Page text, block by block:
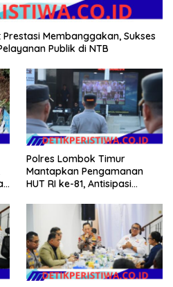
Membanggakan, Sukses
Publik di NTB
Polres Lombok Timur
Mantapkan Pengamanan
HUT RI ke-81, Antisipasi
Agenda Kapolri